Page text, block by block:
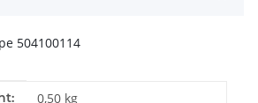
504100114
0,50 kg